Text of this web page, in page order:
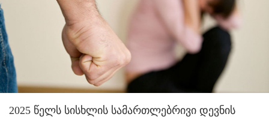
2025 წელს სისხლის სამართლებრივი დევნის